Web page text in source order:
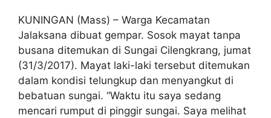
KUNINGAN (Mass) – Warga Kecamatan
Jalaksana dibuat gempar. Sosok mayat tanpa
busana ditemukan di Sungai Cilengkrang, jumat
(31/3/2017). Mayat laki-laki tersebut ditemukan
dalam kondisi telungkup dan menyangkut di
bebatuan sungai. “Waktu itu saya sedang
mencari rumput di pinggir sungai. Saya melihat